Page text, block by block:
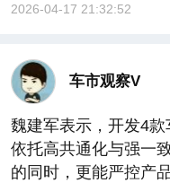
2026-04-17 21:32:52
车市观察V
魏建军表示，开发4
依托高共通化与强一
的同时，更能严控产